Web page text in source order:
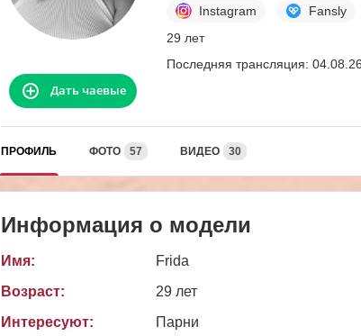
Instagram
Fansly
29 лет
Последняя трансляция:
Дать чаевые
ПРОФИЛЬ ФОТО 57 ВИДЕО 30
Информация о модели
Имя:
Frida
Возраст:
29 лет
Интересуют:
Парни